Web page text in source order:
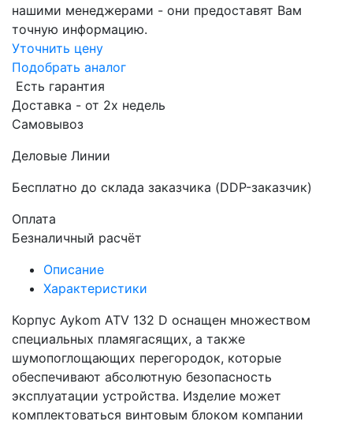
нашими менеджерами - они предоставят Вам
точную информацию.
Уточнить цену
Подобрать аналог
Есть гарантия
Доставка - от 2х недель
Самовывоз
Деловые Линии
Бесплатно до склада заказчика (DDP-заказчик)
Оплата
Безналичный расчёт
Описание
Характеристики
Корпус Aykom ATV 132 D оснащен множеством
специальных пламягасящих, а также
шумопоглощающих перегородок, которые
обеспечивают абсолютную безопасность
эксплуатации устройства. Изделие может
комплектоваться винтовым блоком компании